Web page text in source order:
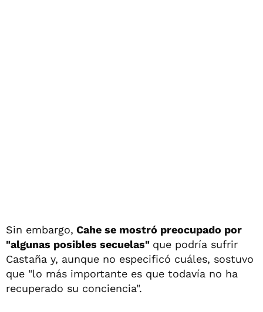
Sin embargo, Cahe se mostró preocupado por
"algunas posibles secuelas" que podría sufrir
Castaña y, aunque no especificó cuáles, sostuvo
que "lo más importante es que todavía no ha
recuperado su conciencia".